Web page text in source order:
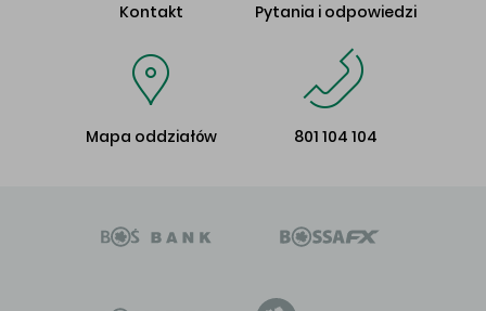
Kontakt Pytania i odpowiedzi
Mapa oddziałów 801 104 104